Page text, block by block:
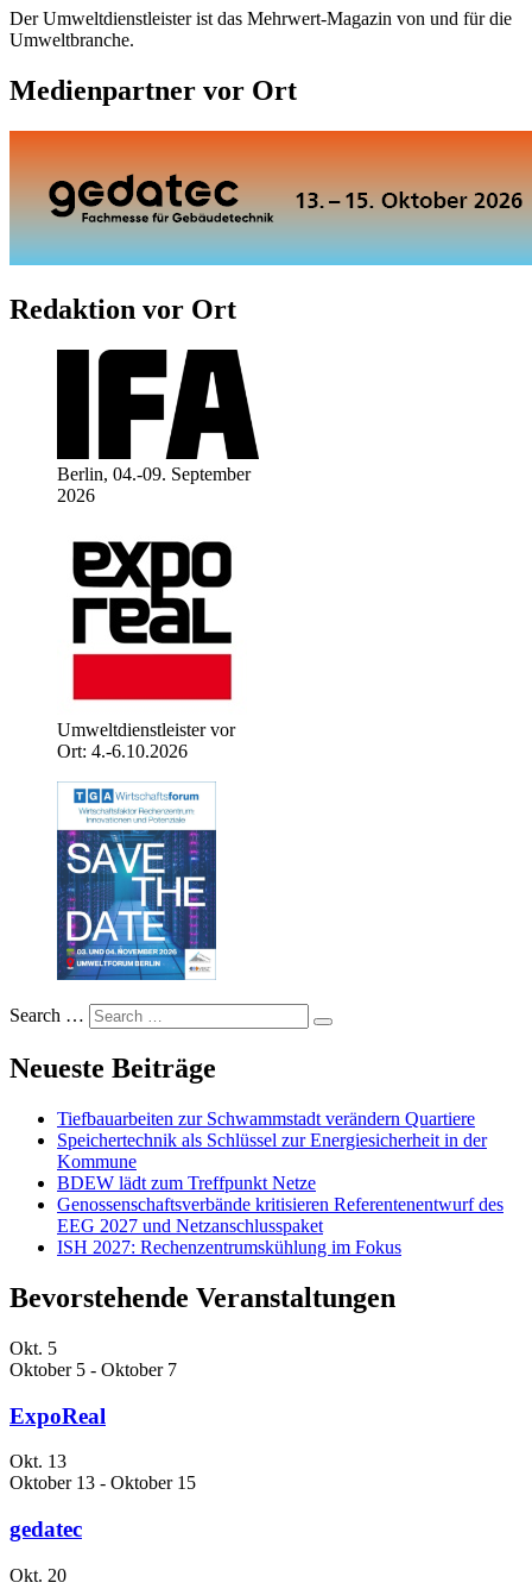
Der Umweltdienstleister ist das Mehrwert-Magazin von und für die
Umweltbranche.
Medienpartner vor Ort
Redaktion vor Ort
Berlin, 04.-09. September
2026
Umweltdienstleister vor
Ort: 4.-6.10.2026
Search …
Neueste Beiträge
Tiefbauarbeiten zur Schwammstadt verändern Quartiere
Speichertechnik als Schlüssel zur Energiesicherheit in der
Kommune
BDEW lädt zum Treffpunkt Netze
Genossenschaftsverbände kritisieren Referentenentwurf des
EEG 2027 und Netzanschlusspaket
ISH 2027: Rechenzentrumskühlung im Fokus
Bevorstehende Veranstaltungen
Okt. 5
Oktober 5 - Oktober 7
ExpoReal
Okt. 13
Oktober 13 - Oktober 15
gedatec
Okt. 20